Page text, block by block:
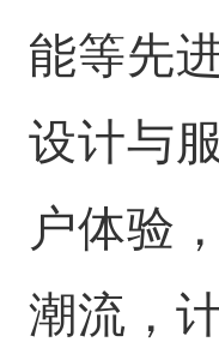
能等先
设计与
户体验
潮流，